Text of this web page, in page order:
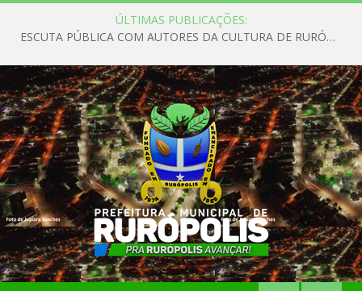
ÚLTIMAS PUBLICAÇÕES:
ESCUTA PÚBLICA COM AUTORES DA CULTURA DE RURÓPOLIS